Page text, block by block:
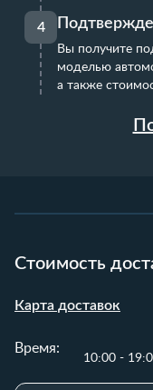
4
Вы получите
моделью
а также
Стоимость
Карта доставок
Время:
10:00 -